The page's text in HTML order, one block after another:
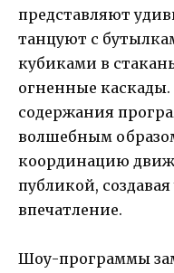
представляют
танцуют с
кубиками в
огненные
содержания
волшебным
координацию
публикой,
впечатление.
Шоу-программы